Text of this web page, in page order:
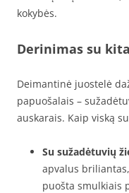
kokybės.
Derinimas su
Deimantinė juostelė
papuošalais –
auskarais. Kaip viską
Su sužadėtuvių
apvalus
puošta smulkiais